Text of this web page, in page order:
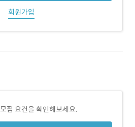
회원가입
집 요건을 확인해보세요.